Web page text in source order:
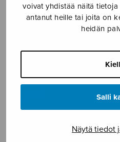
voivat yhdistää näitä
antanut heille tai joita on
heidän
Salli
Näytä tiedot
Odotus